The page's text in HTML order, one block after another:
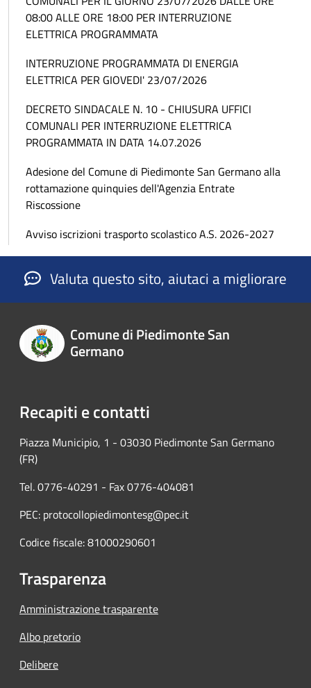
08:00 ALLE ORE 18:00 PER INTERRUZIONE
ELETTRICA PROGRAMMATA
INTERRUZIONE PROGRAMMATA DI ENERGIA
ELETTRICA PER GIOVEDI' 23/07/2026
DECRETO SINDACALE N. 10 - CHIUSURA UFFICI
COMUNALI PER INTERRUZIONE ELETTRICA
PROGRAMMATA IN DATA 14.07.2026
Adesione del Comune di Piedimonte San Germano alla
rottamazione quinquies dell'Agenzia Entrate
Riscossione
Avviso iscrizioni trasporto scolastico A.S. 2026-2027
Valuta questo sito, aiutaci a migliorare
Comune di Piedimonte San
Germano
Recapiti e contatti
Piazza Municipio, 1 - 03030 Piedimonte San Germano
(FR)
Tel. 0776-40291 - Fax 0776-404081
PEC: protocollopiedimontesg@pec.it
Codice fiscale: 81000290601
Trasparenza
Amministrazione trasparente
Albo pretorio
Delibere